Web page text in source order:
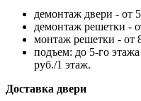
демонтаж двери - от
демонтаж решетки -
монтаж решетки - от
подъем: до 5-го
руб./1 этаж.
Доставка двери